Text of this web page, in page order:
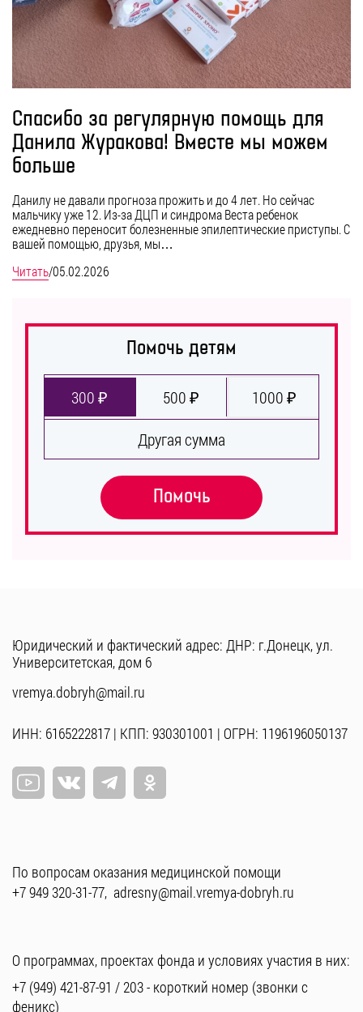
Спасибо за регулярную помощь для
Данила Журакова! Вместе мы можем
больше
Данилу не давали прогноза прожить и до 4 лет. Но сейчас
мальчику уже 12. Из-за ДЦП и синдрома Веста ребенок
ежедневно переносит болезненные эпилептические приступы. С
вашей помощью, друзья, мы…
Читать/05.02.2026
Помочь детям
300 ₽ 500 ₽
1000 ₽
Другая сумма
Помочь
Юридический и фактический адрес: ДНР: г.Донецк, ул.
Университетская, дом 6
vremya.dobryh@mail.ru
ИНН: 6165222817 | КПП: 930301001 | ОГРН: 1196196050137
По вопросам оказания медицинской помощи
+7 949 320-31-77, adresny@mail.vremya-dobryh.ru
О программах, проектах фонда и условиях участия в них:
+7 (949) 421-87-91 / 203- короткий номер (звонки с
феникс)